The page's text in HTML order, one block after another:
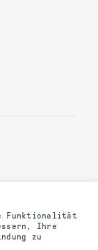
Funktionalität
Ihre
zu